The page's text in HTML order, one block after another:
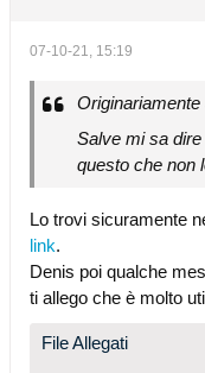
07-10-21, 15:19
Salve mi sa
questo che non
Lo trovi sicuramente
link.
Denis poi qualche
ti allego che è molto
File Allegati